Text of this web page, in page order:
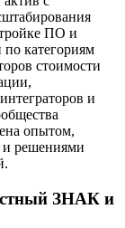
ПО и
по категориям
стоимости
и
опытом,
и решениями
ЗНАК и